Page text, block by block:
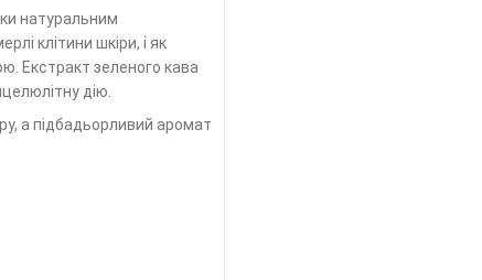
натуральним
клітини шкіри, і як
Екстракт зеленого кава
дію.
а підбадьорливий аромат